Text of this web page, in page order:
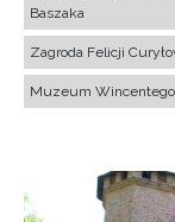
Baszaka
Zagroda Felicji
Muzeum